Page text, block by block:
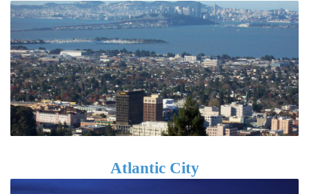
Atlantic City